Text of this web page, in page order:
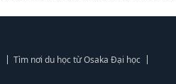
Tìm nơi du học từ Osaka Đại học